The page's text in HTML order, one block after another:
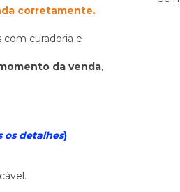
corretamente.
com curadoria e
da venda,
os detalhes)